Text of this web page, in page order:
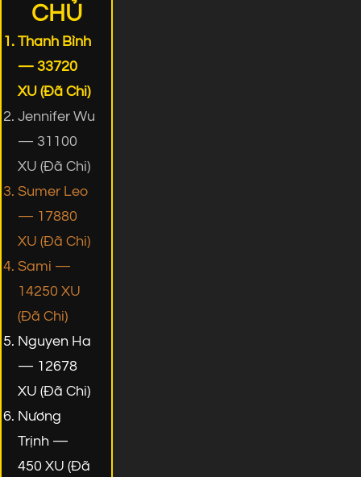
CHỦ
Thanh Bình
— 33720
XU (Đã Chi)
Jennifer Wu
— 31100
XU (Đã Chi)
Sumer Leo
— 17880
XU (Đã Chi)
Sami —
14250 XU
(Đã Chi)
Nguyen Ha
— 12678
XU (Đã Chi)
Nương
Trịnh —
450 XU (Đã